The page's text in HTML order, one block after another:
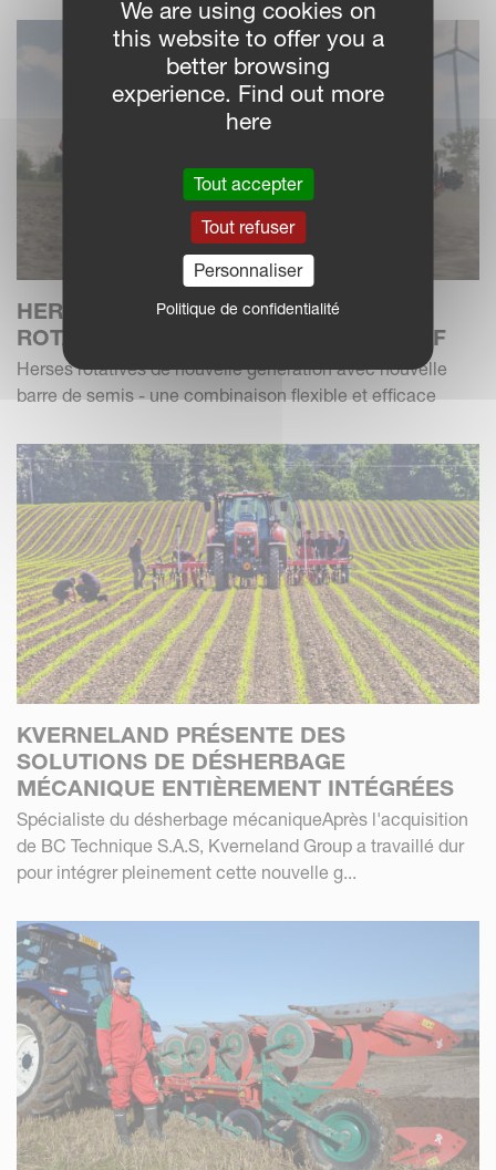
HERSE ROTATIVE KVERNELANDS
ROTAGO F AVEC SEMOIR F-DRILL CB F
Herses rotatives de nouvelle génération avec nouvelle
barre de semis - une combinaison flexible et efficace
KVERNELAND PRÉSENTE DES
SOLUTIONS DE DÉSHERBAGE
MÉCANIQUE ENTIÈREMENT INTÉGRÉES
Spécialiste du désherbage mécaniqueAprès l'acquisition
de BC Technique S.A.S, Kverneland Group a travaillé dur
pour intégrer pleinement cette nouvelle g...
We are using cookies on
this website to offer you a
better browsing
experience. Find out more
here
Tout accepter
Tout refuser
Personnaliser
Politique de confidentialité